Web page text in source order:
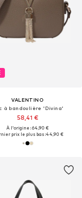
VALENTINO
à bandoulière 'Divina'
58,41 €
À l'origine : 64,90 €
prix le plus bas :44,90 €